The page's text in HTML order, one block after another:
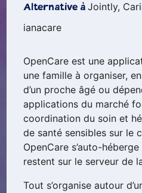
Alternative àJointly,
ianacare
OpenCare est une
une famille à organiser,
d’un proche âgé ou
applications du marché
coordination du soin et
de santé sensibles sur le
OpenCare s’auto-
restent sur le serveur de
Tout s’organise autour